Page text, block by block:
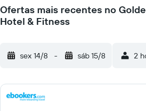
Ofertas mais recentes no
Hotel & Fitness
sex 14/8 - sáb 15/8 2